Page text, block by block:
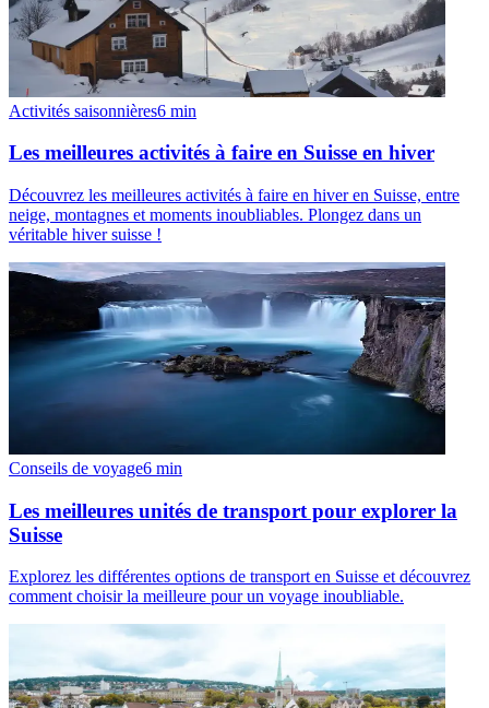
Activités saisonnières6 min
Les meilleures activités à faire en Suisse en hiver
Découvrez les meilleures activités à faire en hiver en Suisse, entre
neige, montagnes et moments inoubliables. Plongez dans un
véritable hiver suisse !
Conseils de voyage6 min
Les meilleures unités de transport pour explorer la
Suisse
Explorez les différentes options de transport en Suisse et découvrez
comment choisir la meilleure pour un voyage inoubliable.